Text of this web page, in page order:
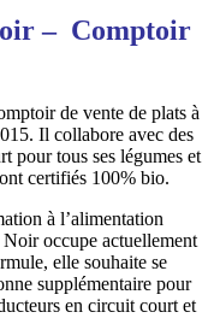
– Comptoir
de vente de plats à
Il collabore avec des
pour tous ses légumes et
certifiés 100% bio.
à l’alimentation
occupe actuellement
elle souhaite se
supplémentaire pour
en circuit court et